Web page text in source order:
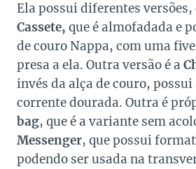
Ela possui diferentes versões,
Cassete, que é almofadada e
de couro Nappa, com uma
presa a ela. Outra versão é a
invés da alça de couro, possui
corrente dourada. Outra é
bag, que é a variante sem
Messenger, que possui
podendo ser usada na